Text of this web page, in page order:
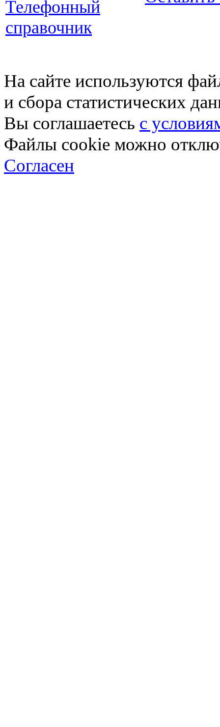
Телефонный
справочник
На сайте используются
и сбора статистических
Вы соглашаетесь с
Файлы cookie можно
Согласен